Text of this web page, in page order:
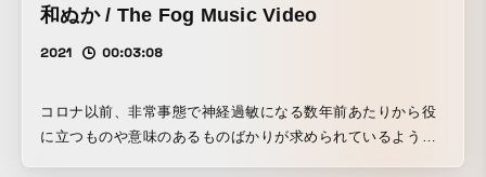
和ぬか / The Fog Music Video
2021 00:03:08
コロナ以前、非常事態で神経過敏になる数年前あたりから役
に立つものや意味のあるものばかりが求められているような